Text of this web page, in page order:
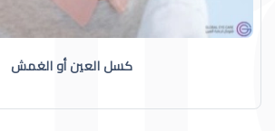
كسل العين أو الغمش